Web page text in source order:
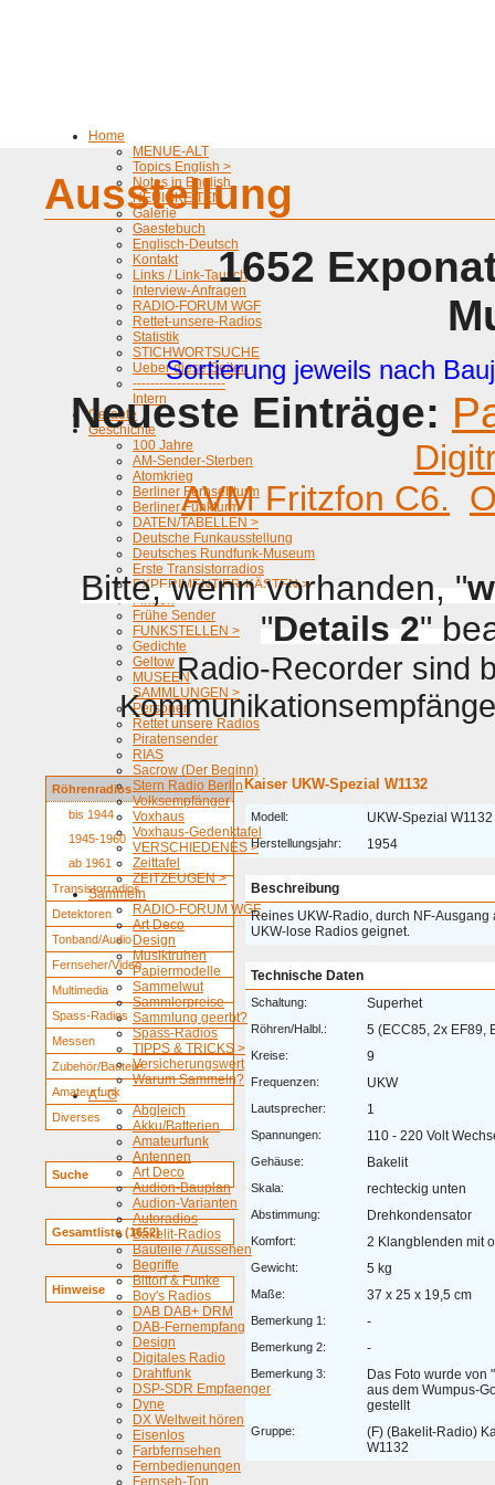
Home
MENUE-ALT
Topics English >
Notes in English
NEUIGKEITEN
Galerie
Gaestebuch
Englisch-Deutsch
Kontakt
Links / Link-Tausch
Interview-Anfragen
RADIO-FORUM WGF
Rettet-unsere-Radios
Statistik
STICHWORTSUCHE
Ueber diese Seiten
---------------------
Intern
Geraete
Geschichte
100 Jahre
AM-Sender-Sterben
Atomkrieg
Berliner Fernsehturm
Berliner Funkturm
DATEN/TABELLEN >
Deutsche Funkausstellung
Deutsches Rundfunk-Museum
Erste Transistorradios
EXPERIMENTIER-KÄSTEN >
Firmen
Frühe Sender
FUNKSTELLEN >
Gedichte
Geltow
MUSEEN
SAMMLUNGEN >
Personen
Rettet unsere Radios
Piratensender
RIAS
Sacrow (Der Beginn)
Stern Radio Berlin
Volksempfänger
Voxhaus
Voxhaus-Gedenktafel
VERSCHIEDENES >
Zeittafel
ZEITZEUGEN >
Sammeln
RADIO-FORUM WGF
Art Deco
Design
Musiktruhen
Papiermodelle
Sammelwut
Sammlerpreise
Sammlung geerbt?
Spass-Radios
TIPPS & TRICKS >
Versicherungswert
Warum Sammeln?
A - G
Abgleich
Akku/Batterien
Amateurfunk
Antennen
Art Deco
Audion-Bauplan
Audion-Varianten
Autoradios
Bakelit-Radios
Bauteile / Aussehen
Begriffe
Bittorf & Funke
Boy's Radios
DAB DAB+ DRM
DAB-Fernempfang
Design
Digitales Radio
Drahtfunk
DSP-SDR Empfaenger
Dyne
DX Weltweit hören
Eisenlos
Farbfernsehen
Fernbedienungen
Fernseh-Ton
Ausstellung
1652
Sortierung jeweils nach
Neueste Einträge:
AVM Fritzfon C6.
Bitte, wenn vorhanden, "
"Details 2"
Radio-Recorder sind
Röhrenradios
bis 1944
1945-1960
ab 1961
Transistorradios
Detektoren
Tonband/Audio
Fernseher/Video
Multimedia
Spass-Radios
Messen
Zubehör/Bauteile
Amateurfunk
Diverses
Suche
Gesamtliste (1652)
Hinweise
Kaiser UKW-Spezial W1132
Modell: UKW-Spezial W1132
Herstellungsjahr: 1954
Beschreibung
Reines UKW-Radio, durch NF-Ausgang
UKW-lose Radios geignet.
Technische Daten
Schaltung: Superhet
Röhren/Halbl.: 5 (ECC85, 2x EF89,
Kreise: 9
Frequenzen: UKW
Lautsprecher: 1
Spannungen: 110 - 220 Volt
Gehäuse: Bakelit
Skala: rechteckig unten
Abstimmung: Drehkondensator
Komfort: 2 Klangblenden mit
Gewicht: 5 kg
Maße: 37 x 25 x 19,5 cm
Bemerkung 1: -
Bemerkung 2: -
Bemerkung 3:
Das Foto wurde von
aus dem Wumpus-
gestellt
Gruppe:
(F) (Bakelit-Radio)
W1132